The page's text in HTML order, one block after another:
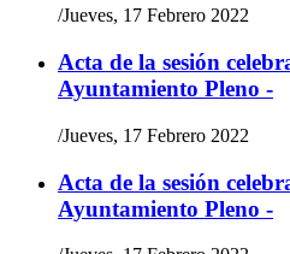
/Jueves, 17 Febrero 2022
Acta de la sesión
Ayuntamiento Pleno -
/Jueves, 17 Febrero 2022
Acta de la sesión
Ayuntamiento Pleno -